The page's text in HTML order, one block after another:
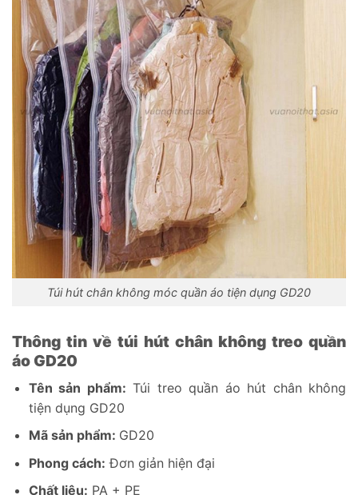
Túi hút chân không móc quần áo tiện dụng GD20
Thông tin về túi hút chân không treo quần
áo GD20
Tên sản phẩm: Túi treo quần áo hút chân không
tiện dụng GD20
Mã sản phẩm: GD20
Phong cách: Đơn giản hiện đại
Chất liệu: PA + PE